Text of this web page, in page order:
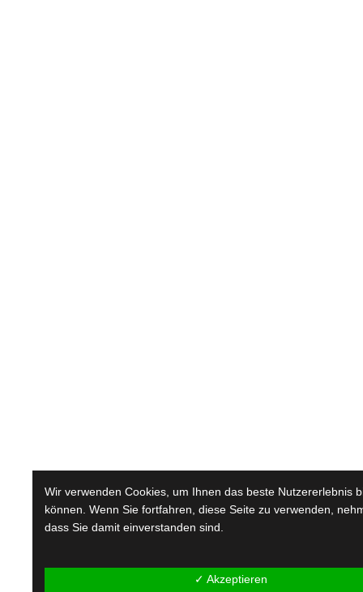
Wir verwenden Cookies, um Ihnen das beste Nutzererlebnis
können. Wenn Sie fortfahren, diese Seite zu verwenden,
dass Sie damit einverstanden sind.
✓ Akzeptieren